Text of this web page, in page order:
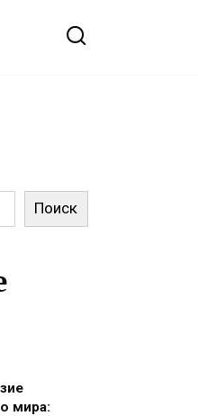
Поиск
мира: